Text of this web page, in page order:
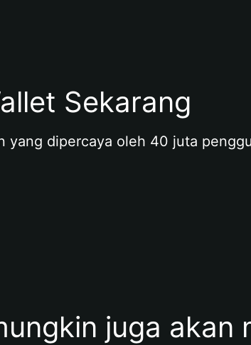
Sekarang
yang dipercaya oleh 40 juta
juga akan